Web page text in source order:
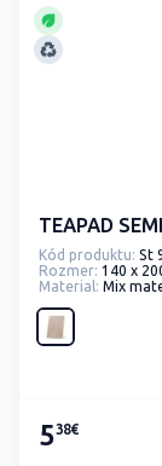
TEAPAD
Kód produktu: St
Rozmer: 140 x
Material: Mix
538€